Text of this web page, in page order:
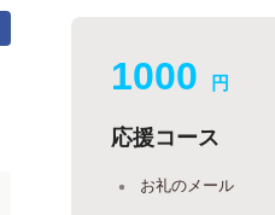
1000 円
応援コース
お礼のメール